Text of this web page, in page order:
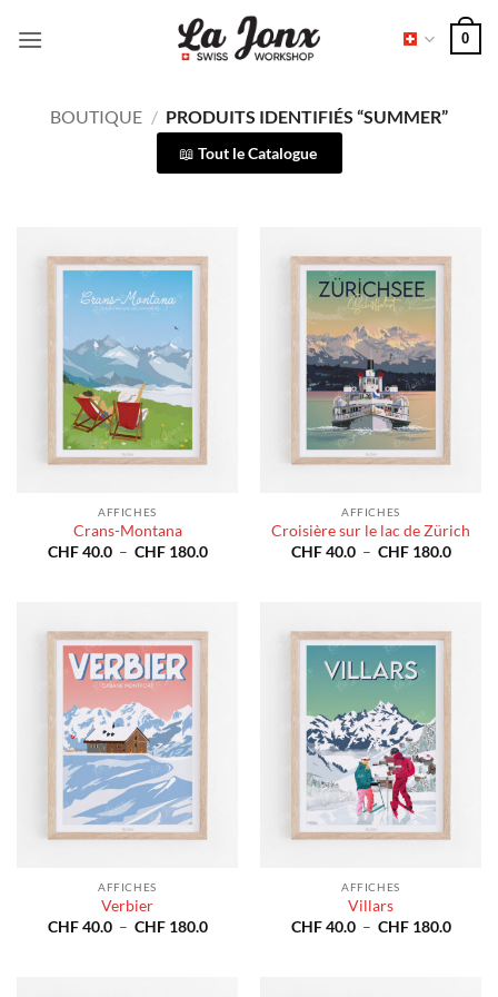
0
BOUTIQUE / PRODUITS IDENTIFIÉS “SUMMER”
Tout le Catalogue
AFFICHES
Crans-Montana
CHF40.0 – CHF180.0Plage
AFFICHES
Croisière sur le lac de Zürich
CHF40.0 – CHF180.0Plage
AFFICHES
Verbier
CHF40.0 – CHF180.0Plage
AFFICHES
Villars
CHF40.0 – CHF180.0Plage